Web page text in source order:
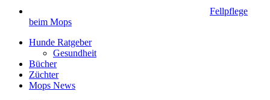
Fellpflege
beim Mops
Hunde Ratgeber
Gesundheit
Bücher
Züchter
Mops News